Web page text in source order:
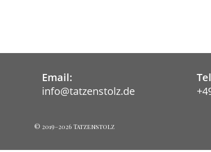
Email:
info@tatzenstolz.deOpens
© 2019–2026 Tatzenstolz